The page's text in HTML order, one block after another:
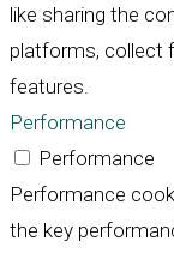
like sharing the
platforms, collect
features.
Performance
Performance
Performance
the key